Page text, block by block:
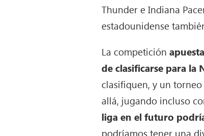
Thunder e Indiana
estadounidense
La competición
de clasificarse para la
clasifiquen, y un
allá, jugando incluso
liga en el futuro
podríamos tener una